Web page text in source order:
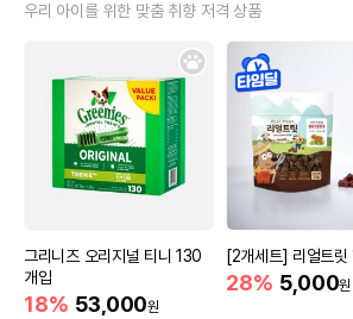
우리 아이를 위한 맞춤 취향 저격 상품
그리니즈 오리지널 티니 130
개입
18% 53,000원
[2개세트] 리얼트
28% 5,000원